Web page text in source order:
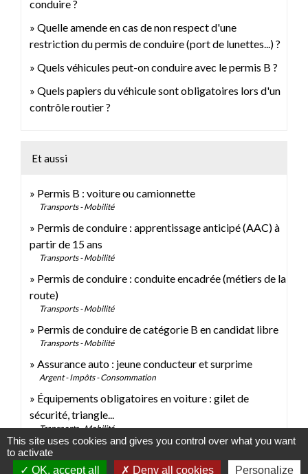
conduire ?
Quelle amende en cas de non respect d'une
restriction du permis de conduire (port de lunettes...) ?
Quels véhicules peut-on conduire avec le permis B ?
Quels papiers du véhicule sont obligatoires lors d'un
contrôle routier ?
Et aussi
Permis B : voiture ou camionnette
Transports - Mobilité
Permis de conduire : apprentissage anticipé (AAC) à
partir de 15 ans
Transports - Mobilité
Permis de conduire : conduite encadrée (métiers de la
route)
Transports - Mobilité
Permis de conduire de catégorie B en candidat libre
Transports - Mobilité
Assurance auto : jeune conducteur et surprime
Argent - Impôts - Consommation
Équipements obligatoires en voiture : gilet de
sécurité, triangle...
Transports - Mobilité
Signaler une erreur sur cette page
This site uses cookies and gives you control over what you want
to activate
OK, accept all
Deny all cookies Personalize